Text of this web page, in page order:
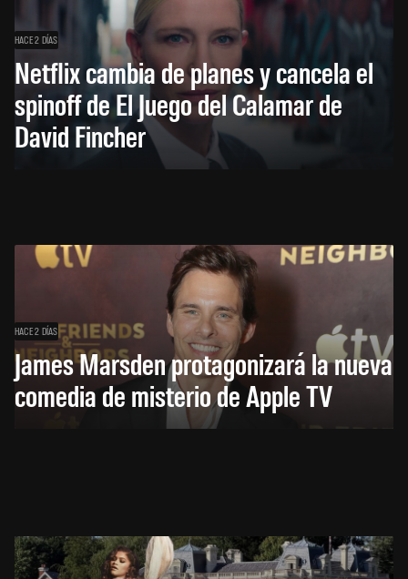
HACE 2 DÍAS
Netflix cambia de planes y cancela el
spinoff de El Juego del Calamar de
David Fincher
HACE 2 DÍAS
James Marsden protagonizará la nueva
comedia de misterio de Apple TV